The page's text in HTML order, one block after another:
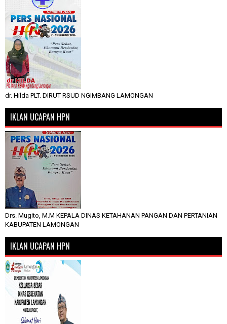
dr. Hilda PLT. DIRUT RSUD NGIMBANG LAMONGAN
IKLAN UCAPAN HPN
Drs. Mugito, M.M KEPALA DINAS KETAHANAN PANGAN DAN PERTANIAN
KABUPATEN LAMONGAN
IKLAN UCAPAN HPN